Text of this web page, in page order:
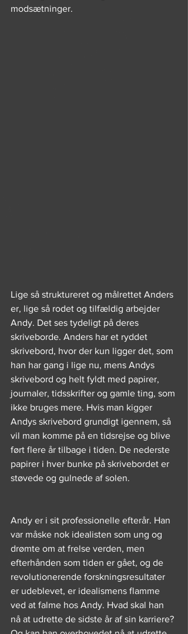
modsætninger.
Lige så struktureret og målrettet Anders
er, lige så rodet og tilfældig arbejder
Andy. Det ses tydeligt på deres
skriveborde. Anders har et ryddet
skrivebord, hvor der kun ligger det, som
han har gang i lige nu, mens Andys
skrivebord og helt fyldt med papirer,
journaler, tidsskrifter og gamle ting, som
ikke bruges mere. Hvis man kigger
Andys skrivebord grundigt igennem, så
vil man komme på en tidsrejse og blive
ført flere år tilbage i tiden. De nederste
papirer i hver bunke på skrivebordet er
støvede og gulnede af solen.
Andy er i sit professionelle efterår. Han
var måske nok idealisten som ung og
drømte om at frelse verden, men
efterhånden som tiden er gået, og de
revolutionerende forskningsresultater
er udeblevet, er idealismens flamme
ved at falme hos Andy. Hvad skal han
nå at udrette de sidste år af sin karriere?